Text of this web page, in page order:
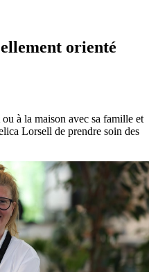
orienté
à la maison avec sa famille et
Lorsell de prendre soin des